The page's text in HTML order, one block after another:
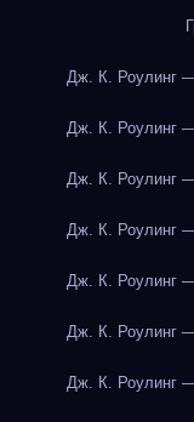
Дж. К. Роулинг
Дж. К. Роулинг
Дж. К. Роулинг
Дж. К. Роулинг
Дж. К. Роулинг
Дж. К. Роулинг
Дж. К. Роулинг